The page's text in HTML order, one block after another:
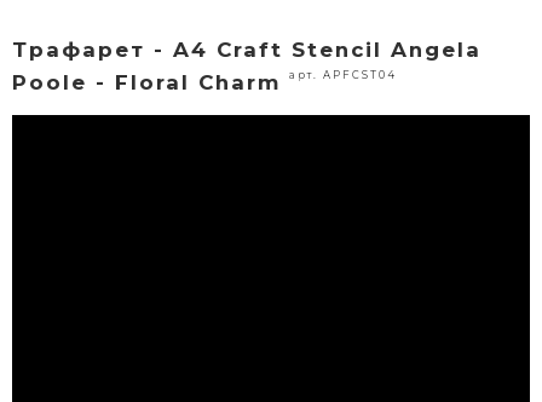
Трафарет - A4 Craft Stencil Angela
Poole - Floral Charm
арт. APFCST04